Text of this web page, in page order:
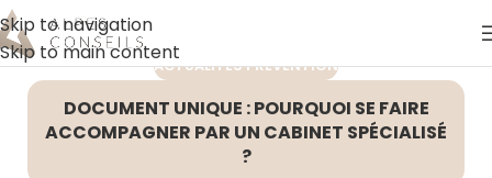
Skip to navigation
Skip to main content
28
ACTUALITES PREVENTION
DOCUMENT UNIQUE : POURQUOI SE FAIRE
ACCOMPAGNER PAR UN CABINET SPÉCIALISÉ
?